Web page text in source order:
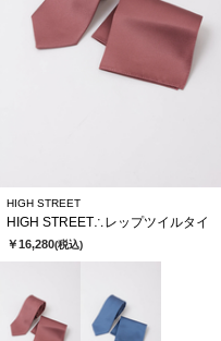
HIGH STREET
HIGH STREET∴レップツイルタイ
￥16,280(税込)